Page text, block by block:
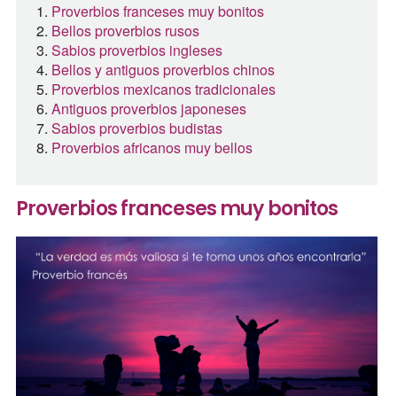
Proverbios franceses muy bonitos
Bellos proverbios rusos
Sabios proverbios ingleses
Bellos y antiguos proverbios chinos
Proverbios mexicanos tradicionales
Antiguos proverbios japoneses
Sabios proverbios budistas
Proverbios africanos muy bellos
Proverbios franceses muy bonitos